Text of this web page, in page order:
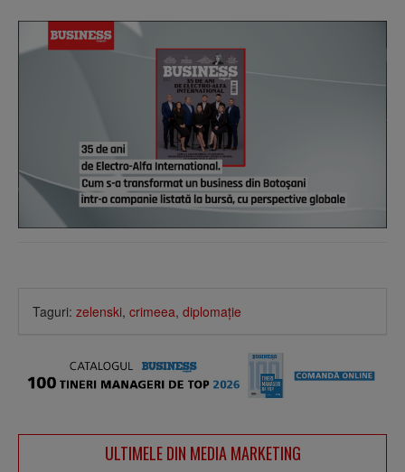
Taguri: zelenski, crimeea, diplomaţie
ULTIMELE DIN MEDIA MARKETING